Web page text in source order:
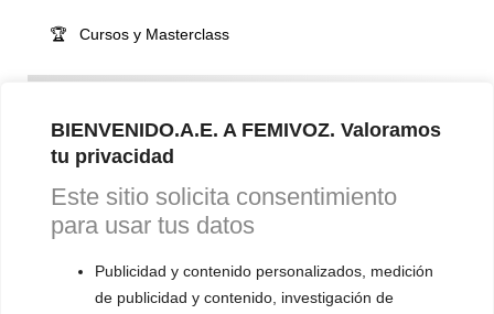
BIENVENIDO.A.E. A FEMIVOZ. Valoramos
tu privacidad
Este sitio solicita consentimiento
para usar tus datos
Publicidad y contenido personalizados, medición
de publicidad y contenido, investigación de
🏆 Cursos y Masterclass
▪️ Masculinización de la voz
▪️ Neutralización de la voz
▪️ Dualización de la voz
▪️ Androginización de la voz